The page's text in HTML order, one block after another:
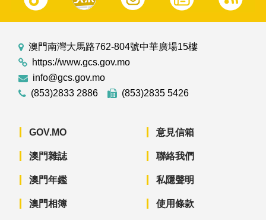
澳門南灣大馬路762-804號中華廣場15樓
https://www.gcs.gov.mo
info@gcs.gov.mo
(853)2833 2886
(853)2835 5426
GOV.MO
澳門雜誌
澳門年鑑
澳門相簿
意見信箱
聯絡我們
私隱聲明
使用條款